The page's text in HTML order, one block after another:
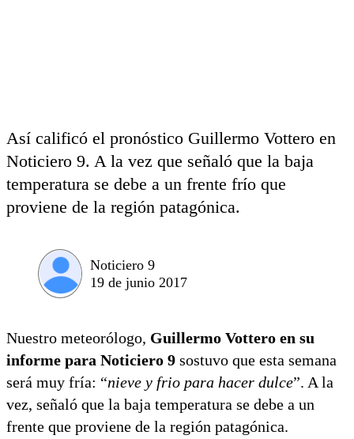
Así calificó el pronóstico Guillermo Vottero en
Noticiero 9. A la vez que señaló que la baja
temperatura se debe a un frente frío que
proviene de la región patagónica.
Noticiero 9
19 de junio 2017
Nuestro meteorólogo, Guillermo Vottero en su
informe para Noticiero 9 sostuvo que esta semana
será muy fría: “nieve y frio para hacer dulce”. A la
vez, señaló que la baja temperatura se debe a un
frente que proviene de la región patagónica.